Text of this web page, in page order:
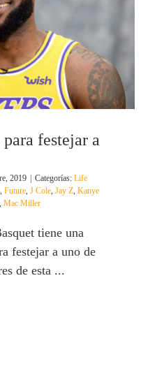
festejar a
2019 Categorías: Life
, Future, J Cole, Jay Z, Kanye
, Mac Miller
tiene una
festejar a uno de
de esta ...